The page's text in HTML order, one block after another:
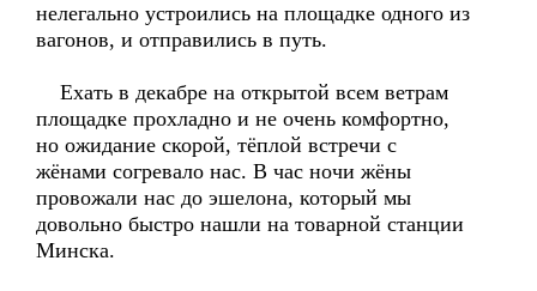
нелегально устроились на площадке одного из
вагонов, и отправились в путь.
Ехать в декабре на открытой всем ветрам
площадке прохладно и не очень комфортно,
но ожидание скорой, тёплой встречи с
жёнами согревало нас. В час ночи жёны
провожали нас до эшелона, который мы
довольно быстро нашли на товарной станции
Минска.